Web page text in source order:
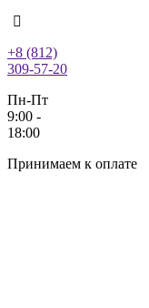
+8 (812)
309-57-20
Пн-Пт
9:00 -
18:00
Принимаем к оплате